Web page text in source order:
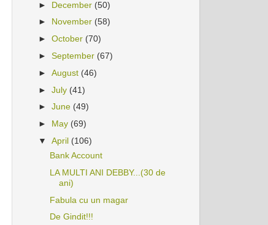
► December (50)
► November (58)
►October (70)
►September (67)
►August (46)
►July (41)
►June (49)
► May (69)
▼April (106)
Bank Account
LA MULTI ANI DEBBY...(30 de
ani)
Fabula cu un magar
De Gindit!!!